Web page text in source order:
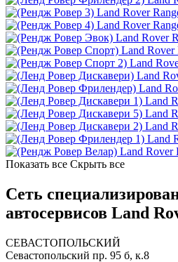
Land Rover
Land Rover
Land Rover
Land Rover
Land
Land
Land
Land
Land
Land
Land
Land Rover
Показать все Скрыть все
Сеть
автосервисов Land
СЕВАСТОПОЛЬСКИЙ
Севастопольский пр. 95 б, к.8